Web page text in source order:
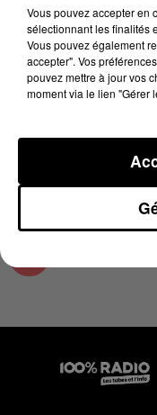
23 août 2024 - 2 min
LES INFOS DES
23/08/2024 À
Podcasts infos des
Vous pouvez accepter en
sélectionnant les finalités
Vous pouvez également
accepter". Vos
pouvez mettre à jour vos
moment via le lien "Gérer